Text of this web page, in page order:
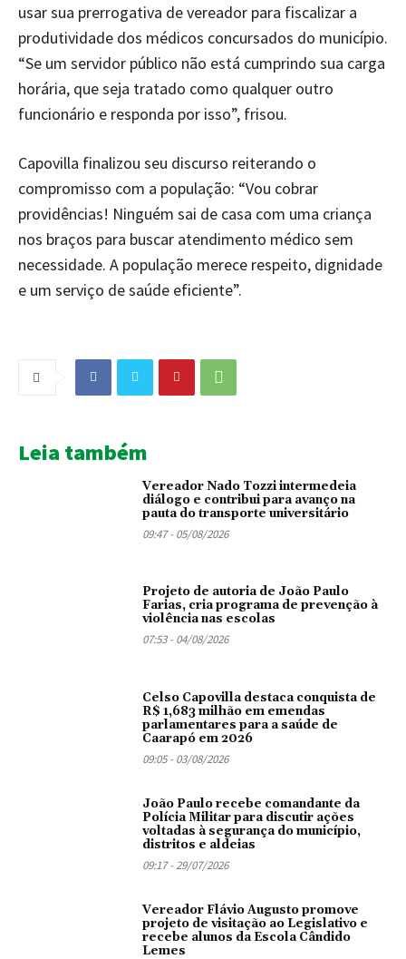
usar sua prerrogativa de vereador para fiscalizar a
produtividade dos médicos concursados do município.
“Se um servidor público não está cumprindo sua carga
horária, que seja tratado como qualquer outro
funcionário e responda por isso”, frisou.
Capovilla finalizou seu discurso reiterando o
compromisso com a população: “Vou cobrar
providências! Ninguém sai de casa com uma criança
nos braços para buscar atendimento médico sem
necessidade. A população merece respeito, dignidade
e um serviço de saúde eficiente”.
Leia também
Vereador Nado Tozzi intermedeia
diálogo e contribui para avanço na
pauta do transporte universitário
09:47 - 05/08/2026
Projeto de autoria de João Paulo
Farias, cria programa de prevenção à
violência nas escolas
07:53 - 04/08/2026
Celso Capovilla destaca conquista de
R$ 1,683 milhão em emendas
parlamentares para a saúde de
Caarapó em 2026
09:05 - 03/08/2026
João Paulo recebe comandante da
Polícia Militar para discutir ações
voltadas à segurança do município,
distritos e aldeias
09:17 - 29/07/2026
Vereador Flávio Augusto promove
projeto de visitação ao Legislativo e
recebe alunos da Escola Cândido
Lemes